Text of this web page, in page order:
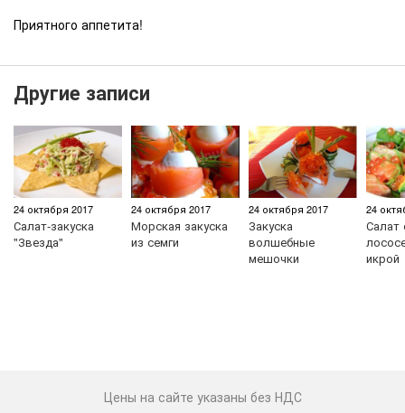
Приятного аппетита!
Другие записи
24 октября 2017
Салат-закуска
"Звезда"
24 октября 2017
Морская закуска
из семги
24 октября 2017
Закуска
волшебные
мешочки
24
Салат
икрой
Цены на сайте указаны без НДС